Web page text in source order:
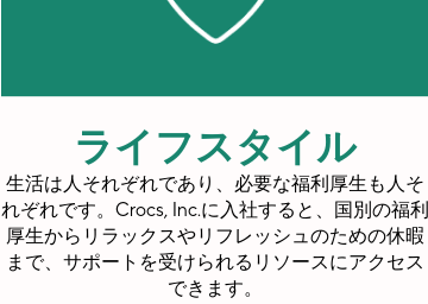
ライフスタイル
生活は人それぞれであり、必要な福利厚生も人そ
れぞれです。Crocs, Inc.に入社すると、国別の福利
厚生からリラックスやリフレッシュのための休暇
まで、サポートを受けられるリソースにアクセス
できます。